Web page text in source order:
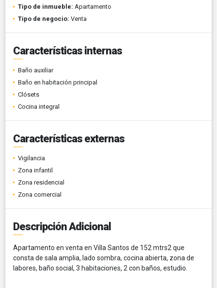
Tipo de inmueble: Apartamento
Tipo de negocio: Venta
Características internas
Baño auxiliar
Baño en habitación principal
Clósets
Cocina integral
Características externas
Vigilancia
Zona infantil
Zona residencial
Zona comercial
Descripción Adicional
Apartamento en venta en Villa Santos de 152 mtrs2 que
consta de sala amplia, lado sombra, cocina abierta, zona de
labores, baño social, 3 habitaciones, 2 con baños, estudio.